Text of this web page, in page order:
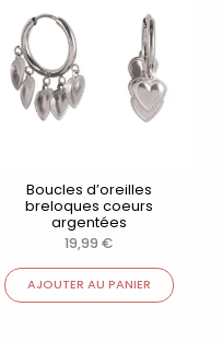
Boucles d’oreilles
breloques coeurs
argentées
19,99 €
AJOUTER AU PANIER